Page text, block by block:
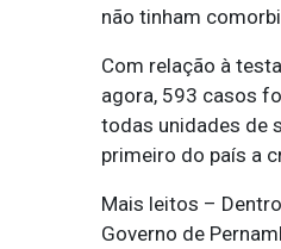
não tinham
Com relação à
agora, 593 casos
todas unidades de
primeiro do país a
Mais leitos –
Governo de